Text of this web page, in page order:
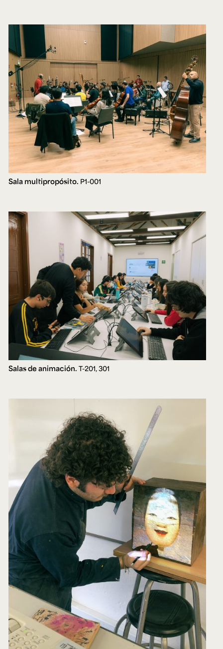
Sala multipropósito. P1-001
Salas de animación. T-201, 301